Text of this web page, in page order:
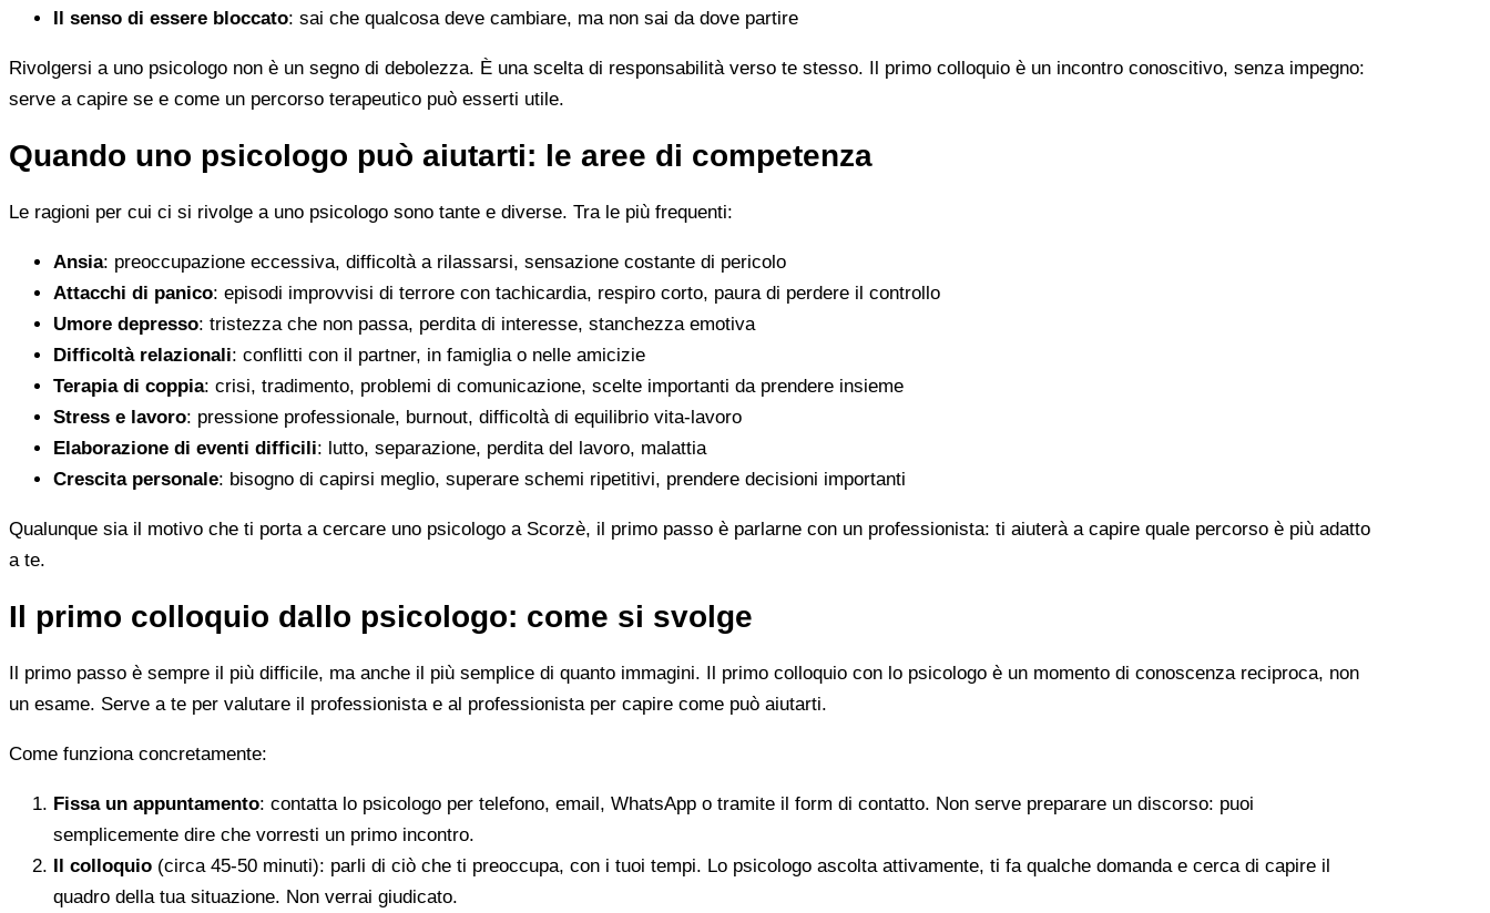
Il senso di essere bloccato: sai che qualcosa deve cambiare, ma non sai da dove partire
Rivolgersi a uno psicologo non è un segno di debolezza. È una scelta di responsabilità verso te stesso. Il primo colloquio è un incontro conoscitivo, senza impegno:
serve a capire se e come un percorso terapeutico può esserti utile.
Quando uno psicologo può aiutarti: le aree di competenza
Le ragioni per cui ci si rivolge a uno psicologo sono tante e diverse. Tra le più frequenti:
Ansia: preoccupazione eccessiva, difficoltà a rilassarsi, sensazione costante di pericolo
Attacchi di panico: episodi improvvisi di terrore con tachicardia, respiro corto, paura di perdere il controllo
Umore depresso: tristezza che non passa, perdita di interesse, stanchezza emotiva
Difficoltà relazionali: conflitti con il partner, in famiglia o nelle amicizie
Terapia di coppia: crisi, tradimento, problemi di comunicazione, scelte importanti da prendere insieme
Stress e lavoro: pressione professionale, burnout, difficoltà di equilibrio vita-lavoro
Elaborazione di eventi difficili: lutto, separazione, perdita del lavoro, malattia
Crescita personale: bisogno di capirsi meglio, superare schemi ripetitivi, prendere decisioni importanti
Qualunque sia il motivo che ti porta a cercare uno psicologo a Scorzè, il primo passo è parlarne con un professionista: ti aiuterà a capire quale percorso è più adatto
a te.
Il primo colloquio dallo psicologo: come si svolge
Il primo passo è sempre il più difficile, ma anche il più semplice di quanto immagini. Il primo colloquio con lo psicologo è un momento di conoscenza reciproca, non
un esame. Serve a te per valutare il professionista e al professionista per capire come può aiutarti.
Come funziona concretamente:
Fissa un appuntamento: contatta lo psicologo per telefono, email, WhatsApp o tramite il form di contatto. Non serve preparare un discorso: puoi
semplicemente dire che vorresti un primo incontro.
Il colloquio (circa 45-50 minuti): parli di ciò che ti preoccupa, con i tuoi tempi. Lo psicologo ascolta attivamente, ti fa qualche domanda e cerca di capire il
quadro della tua situazione. Non verrai giudicato.